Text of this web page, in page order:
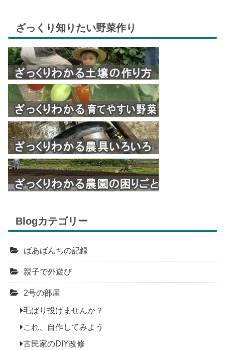
ざっくり知りたい野菜作り
Blogカテゴリー
ばあばんちの記録
親子で外遊び
2号の部屋
毛ばり投げませんか？
これ、自作してみよう
古民家のDIY改修